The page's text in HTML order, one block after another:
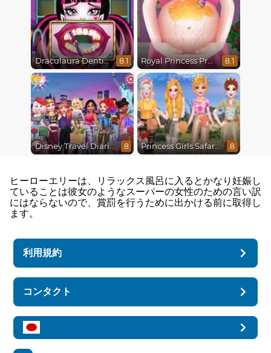
Draculaura Dentist 8.1 Royal Princess Pregnant 8.1
Disney Travel Diaries: City Break 8 Princess Girls Safari Trip 8
ヒーローエリーは、リラックス風呂に入るとかなり妊娠し
ていることは彼女のようなスーパーの女性のための言い訳
にはならないので、賞罰を行うために出かける前に取得し
ます。
利用規約
コンタクト